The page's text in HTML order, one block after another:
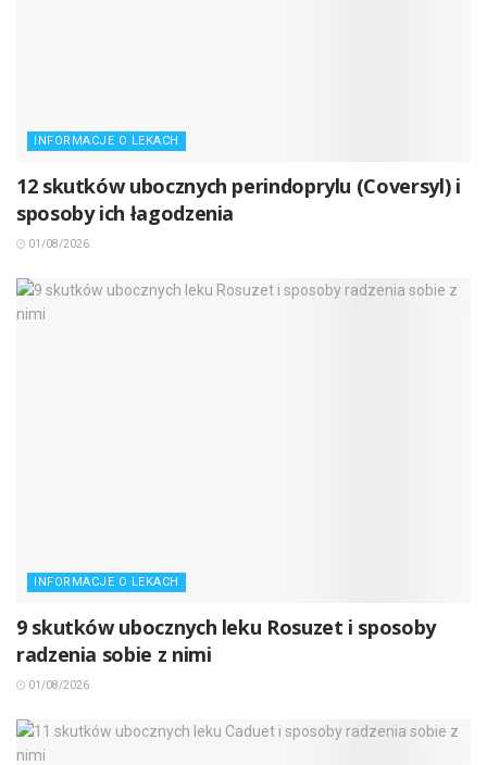
INFORMACJE O LEKACH
12 skutków ubocznych perindoprylu (Coversyl) i
sposoby ich łagodzenia
01/08/2026
INFORMACJE O LEKACH
9 skutków ubocznych leku Rosuzet i sposoby
radzenia sobie z nimi
01/08/2026